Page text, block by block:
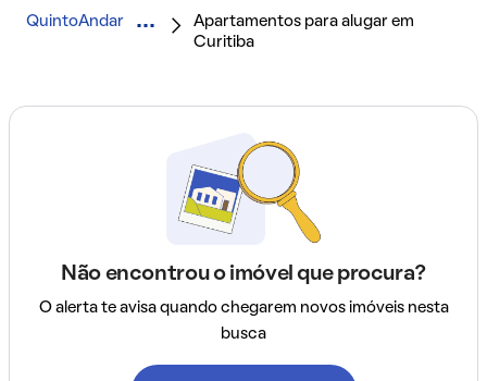
QuintoAndar
Apartamentos para alugar em
Curitiba
Não encontrou o imóvel que procura?
O alerta te avisa quando chegarem novos imóveis nesta
busca